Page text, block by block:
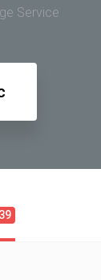
Service